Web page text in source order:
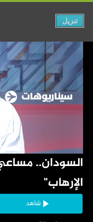
الإرهاب"
شاهد
تنزيل